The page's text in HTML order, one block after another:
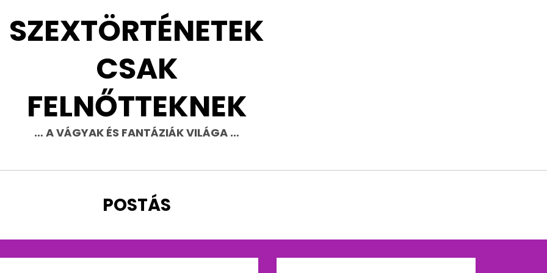
SZEXTÖRTÉNETEK
CSAK
FELNŐTTEKNEK
… A VÁGYAK ÉS FANTÁZIÁK VILÁGA …
CÍMKE
:
POSTÁS